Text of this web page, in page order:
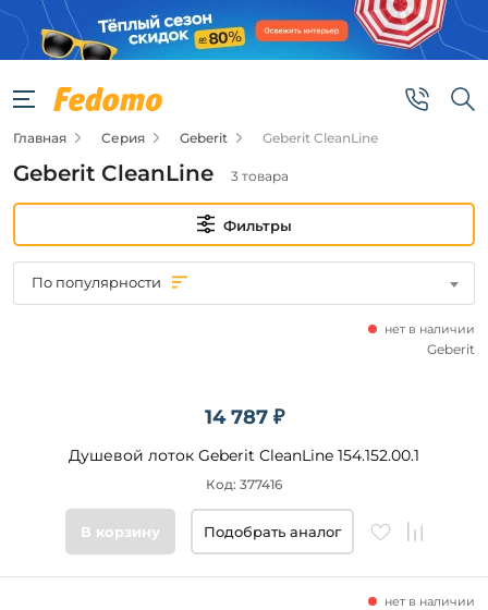
Фильтры
Цена
от
Подобрать
Главная Серия Geberit Geberit CleanLine
Geberit CleanLine 3 товара
Фильтры
По популярности
14 787 ₽
Душевой лоток Geberit CleanLine 154.152.00.1
нет в наличии
Код: 377416
Geberit
В корзину Подобрать аналог
нет в наличии